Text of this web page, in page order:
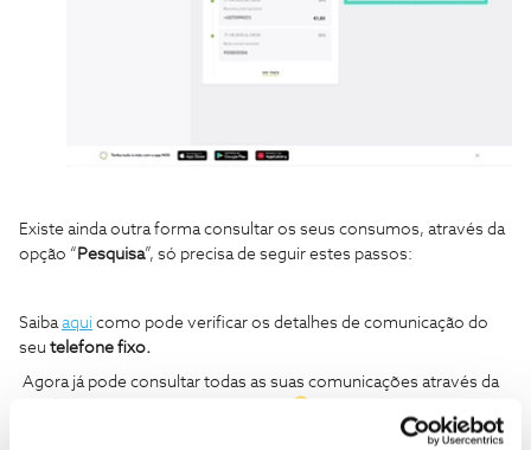
Existe ainda outra forma consultar os seus consumos, através da
opção “ Pesquisa”, só precisa de seguir estes passos:
Saibaaqui como pode verificar os detalhes de comunicação do
seu telefone fixo.
Agora já pode consultar todas as suas comunicações através da